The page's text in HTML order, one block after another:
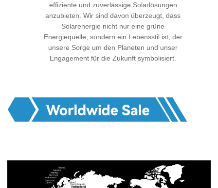
effiziente und zuverlässige Solarlösungen
anzubieten. Wir sind davon überzeugt, dass
Solarenergie nicht nur eine grüne
Energiequelle, sondern ein Lebensstil ist, der
unsere Sorge um den Planeten und unser
Engagement für die Zukunft symbolisiert.